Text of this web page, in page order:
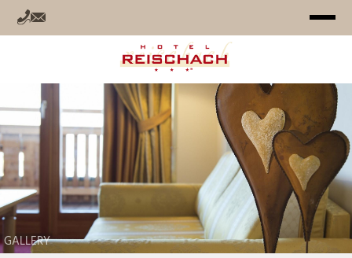
HOTEL
ZIMMER
ANGEBOTE
RELAX
SOMMER
GALLERY